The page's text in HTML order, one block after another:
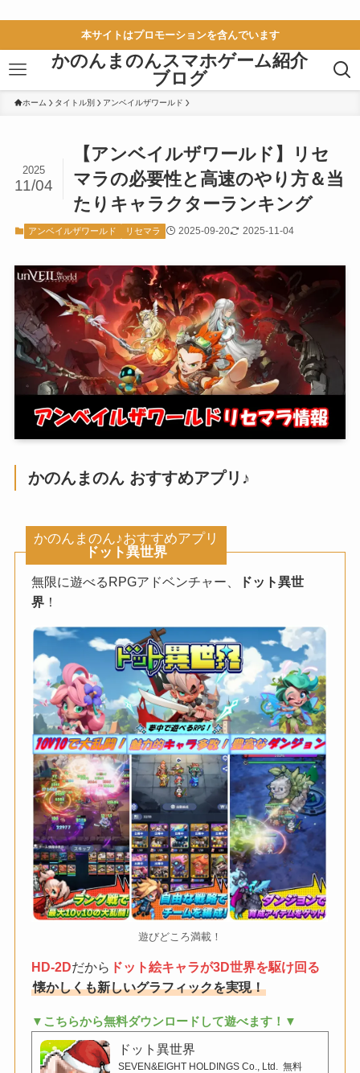
本サイトはプロモーションを含んでいます
かのんまのんスマホゲーム紹介
ブログ
ホーム タイトル別 アンベイルザワールド
【アンベイルザワールド】リセ
マラの必要性と高速のやり方＆当
たりキャラクターランキング
2025
11/04
アンベイルザワールド リセマラ 2025-09-20 2025-11-04
かのんまのん おすすめアプリ♪
かのんまのん♪おすすめアプリ
ドット異世界
無限に遊べるRPGアドベンチャー、
ドット異世
界 ！
遊びどころ満載！
HD-2Dだから ドット絵キャラが3D世界を駆け回る
懐かしくも新しいグラフィックを実現！
▼こちらから無料ダウンロードして遊べます！▼
ドット異世界
SEVEN&EIGHT HOLDINGS Co., Ltd.
無料